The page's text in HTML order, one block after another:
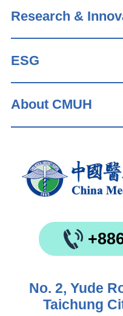
Research &
ESG
About CMUH
No. 2, Yude
Taichung